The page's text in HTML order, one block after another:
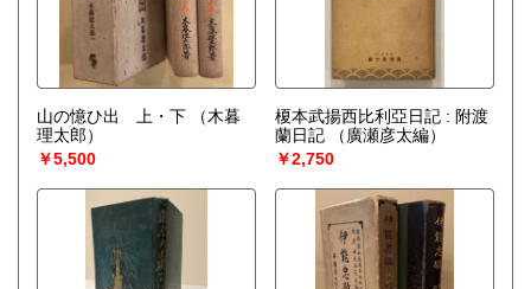
山の憶ひ出 上・下
（木暮
理太郎）
￥5,500
榎本武揚西比利亞日記 : 附渡
蘭日記
（廣瀬彦太編）
￥2,750